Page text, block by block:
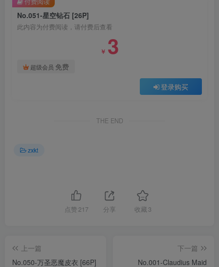
No.051-星空钻石 [26P]
此内容为付费阅读，请付费后查看
￥ 3
超级会员 免费
登录购买
THE END
zxkt
点赞 217 分享 收藏 3
上一篇
No.050-万圣恶魔皮衣 [66P]
下一篇
No.001-Claudius Maid